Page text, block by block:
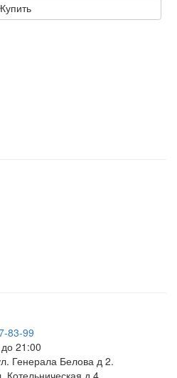
Купить
83-99
21:00
Генерала Белова д 2.
д 4.